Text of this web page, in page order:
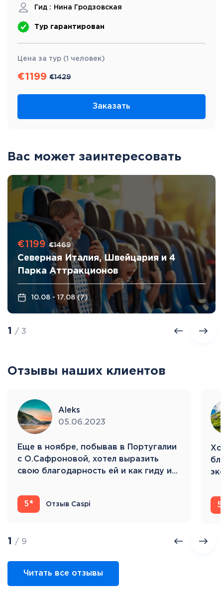
Гид : Нина Гродзовская
Тур гарантирован
Цена за тур (1 человек)
€1199 €1429
Заказать
Вас может заинтересовать
€1199€1469
Северная Италия, Швейцария и 4
Парка Аттракционов
10.08 - 17.08 (7)
1 / 3
Отзывы наших клиентов
Aleks
05.06.2023
Eще в ноябре, побывав в Португалии
с О.Сафроновой, хотел выразить
свою благодарность ей и как гиду и…
5 Отзыв Caspi 5
1 / 9
Читать все отзывы